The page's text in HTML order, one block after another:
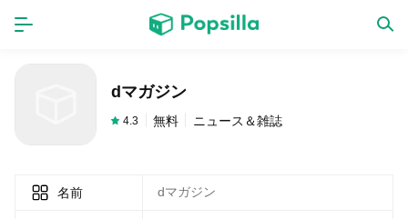
新作
dマガジン
4.3 無料 ニュース＆雑誌
名前 dマガジン